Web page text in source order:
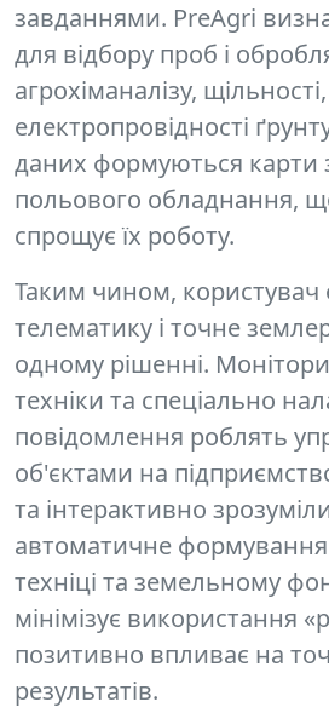
завданнями. PreAgri
для відбору проб і
агрохіманалізу, щільності,
електропровідності
даних формуються карти
польового обладнання,
спрощує їх роботу.
Таким чином, користувач
телематику і точне
одному рішенні.
техніки та спеціально
повідомлення роблять
об'єктами на
та інтерактивно
автоматичне формування
техніці та земельному
мінімізує використання
позитивно впливає на
результатів.